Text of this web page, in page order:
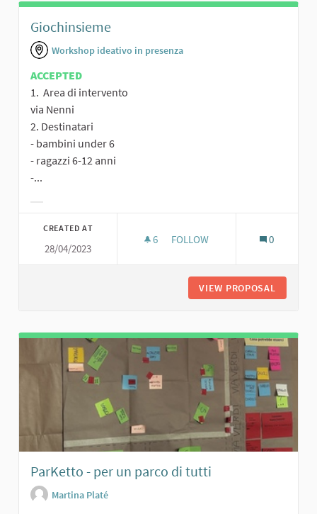
Giochinsieme
Workshop ideativo in presenza
ACCEPTED
1. Area di intervento
via Nenni
2. Destinatari
- bambini under 6
- ragazzi 6-12 anni
-...
CREATED AT
28/04/2023
6 6 FOLLOWERS
FOLLOW 0
VIEW PROPOSAL
ParKetto - per un parco di tutti
Martina Platé